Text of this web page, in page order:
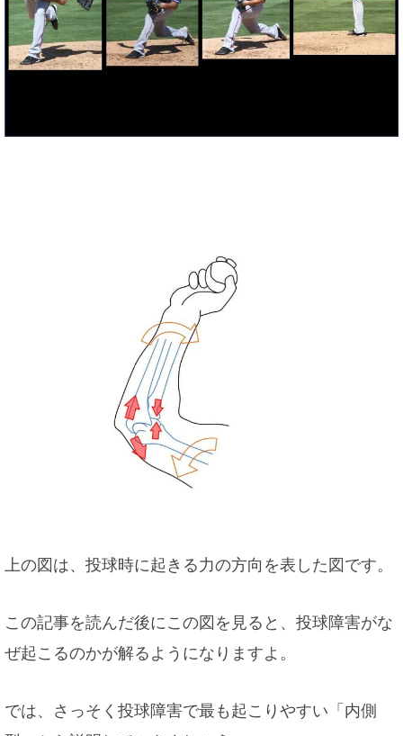
上の図は、投球時に起きる力の方向を表した図です。
この記事を読んだ後にこの図を見ると、投球障害がな
ぜ起こるのかが解るようになりますよ。
では、さっそく投球障害で最も起こりやすい「内側